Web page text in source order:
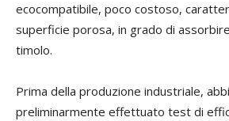
ecocompatibile, poco costoso,
superficie porosa, in grado di
timolo.
Prima della produzione industriale,
preliminarmente effettuato test di